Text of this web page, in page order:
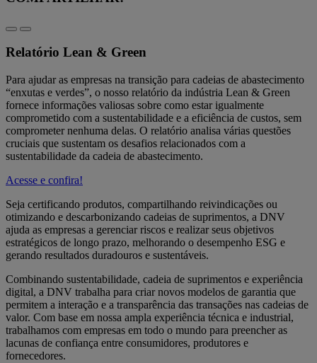
Relatório Lean & Green
Para ajudar as empresas na transição para cadeias de abastecimento
“enxutas e verdes”, o nosso relatório da indústria Lean & Green
fornece informações valiosas sobre como estar igualmente
comprometido com a sustentabilidade e a eficiência de custos, sem
comprometer nenhuma delas. O relatório analisa várias questões
cruciais que sustentam os desafios relacionados com a
sustentabilidade da cadeia de abastecimento.
Acesse e confira!
Seja certificando produtos, compartilhando reivindicações ou
otimizando e descarbonizando cadeias de suprimentos, a DNV
ajuda as empresas a gerenciar riscos e realizar seus objetivos
estratégicos de longo prazo, melhorando o desempenho ESG e
gerando resultados duradouros e sustentáveis.
Combinando sustentabilidade, cadeia de suprimentos e experiência
digital, a DNV trabalha para criar novos modelos de garantia que
permitem a interação e a transparência das transações nas cadeias de
valor. Com base em nossa ampla experiência técnica e industrial,
trabalhamos com empresas em todo o mundo para preencher as
lacunas de confiança entre consumidores, produtores e
fornecedores.